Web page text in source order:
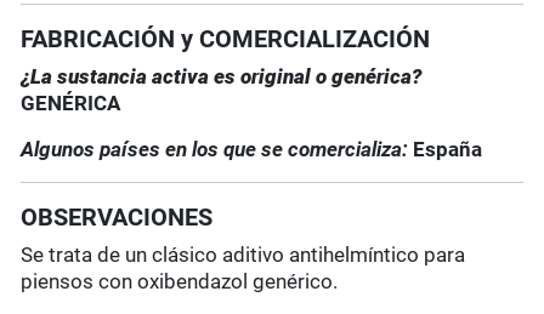
FABRICACIÓN y COMERCIALIZACIÓN
¿La sustancia activa es original o genérica?
GENÉRICA
Algunos países en los que se comercializa: España
OBSERVACIONES
Se trata de un clásico aditivo antihelmíntico para
piensos con oxibendazol genérico.